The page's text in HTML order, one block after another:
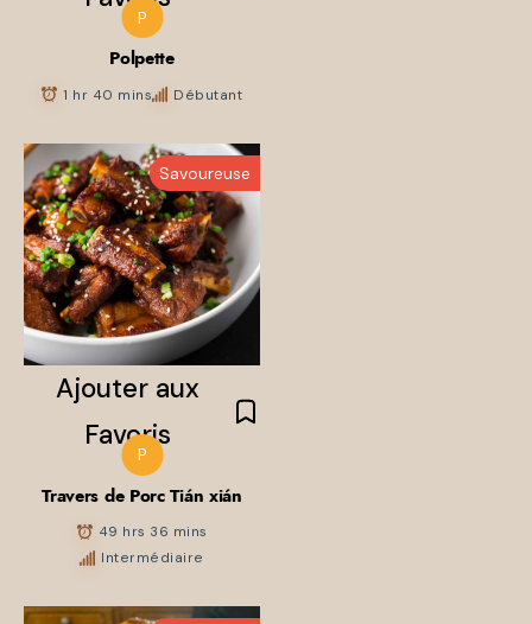
P
Polpette
1 hr 40 mins Débutant
Favoris
Savoureuse
P
Travers de Porc Tián xián
49 hrs 36 mins
Intermédiaire
Ajouter aux
Favoris